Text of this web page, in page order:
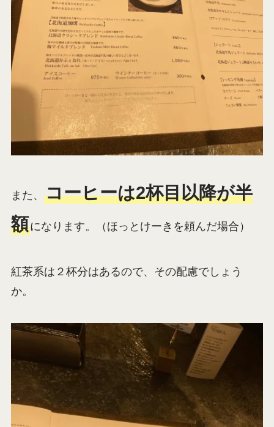
また、 コーヒーは2杯目以降が半
額になります。（ほっとけーきを頼んだ場合）
紅茶系は２杯分はあるので、その配慮でしょう
か。